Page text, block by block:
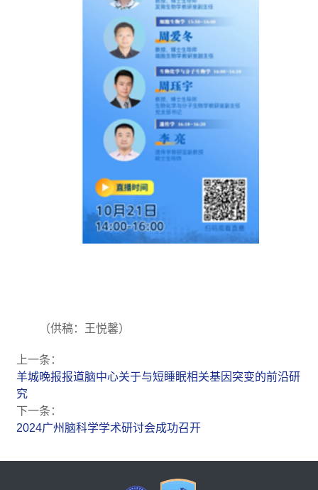
（供稿：王悦馨）
上一条：
羊城晚报报道脑中心关于与短睡眠相关基因突变的前沿研
究
下一条：
2024广州脑科学学术研讨会成功召开